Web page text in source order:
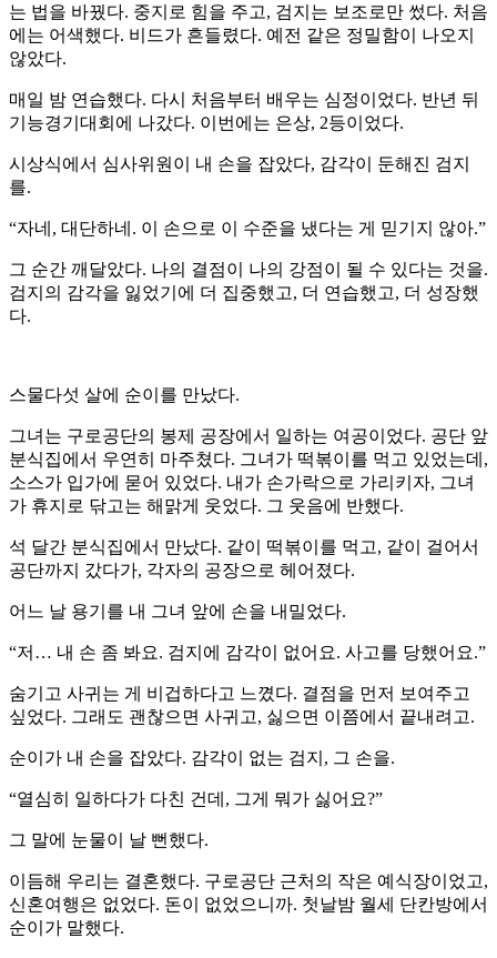
는 법을 바꿨다. 중지로 힘을 주고, 검지는 보조로만 썼다. 처음
에는 어색했다. 비드가 흔들렸다. 예전 같은 정밀함이 나오지
않았다.
매일 밤 연습했다. 다시 처음부터 배우는 심정이었다. 반년 뒤
기능경기대회에 나갔다. 이번에는 은상, 2등이었다.
시상식에서 심사위원이 내 손을 잡았다, 감각이 둔해진 검지
를.
“자네, 대단하네. 이 손으로 이 수준을 냈다는 게 믿기지 않아.”
그 순간 깨달았다. 나의 결점이 나의 강점이 될 수 있다는 것을.
검지의 감각을 잃었기에 더 집중했고, 더 연습했고, 더 성장했
다.
스물다섯 살에 순이를 만났다.
그녀는 구로공단의 봉제 공장에서 일하는 여공이었다. 공단 앞
분식집에서 우연히 마주쳤다. 그녀가 떡볶이를 먹고 있었는데,
소스가 입가에 묻어 있었다. 내가 손가락으로 가리키자, 그녀
가 휴지로 닦고는 해맑게 웃었다. 그 웃음에 반했다.
석 달간 분식집에서 만났다. 같이 떡볶이를 먹고, 같이 걸어서
공단까지 갔다가, 각자의 공장으로 헤어졌다.
어느 날 용기를 내 그녀 앞에 손을 내밀었다.
“저… 내 손 좀 봐요. 검지에 감각이 없어요. 사고를 당했어요.”
숨기고 사귀는 게 비겁하다고 느꼈다. 결점을 먼저 보여주고
싶었다. 그래도 괜찮으면 사귀고, 싫으면 이쯤에서 끝내려고.
순이가 내 손을 잡았다. 감각이 없는 검지, 그 손을.
“열심히 일하다가 다친 건데, 그게 뭐가 싫어요?”
그 말에 눈물이 날 뻔했다.
이듬해 우리는 결혼했다. 구로공단 근처의 작은 예식장이었고,
신혼여행은 없었다. 돈이 없었으니까. 첫날밤 월세 단칸방에서
순이가 말했다.